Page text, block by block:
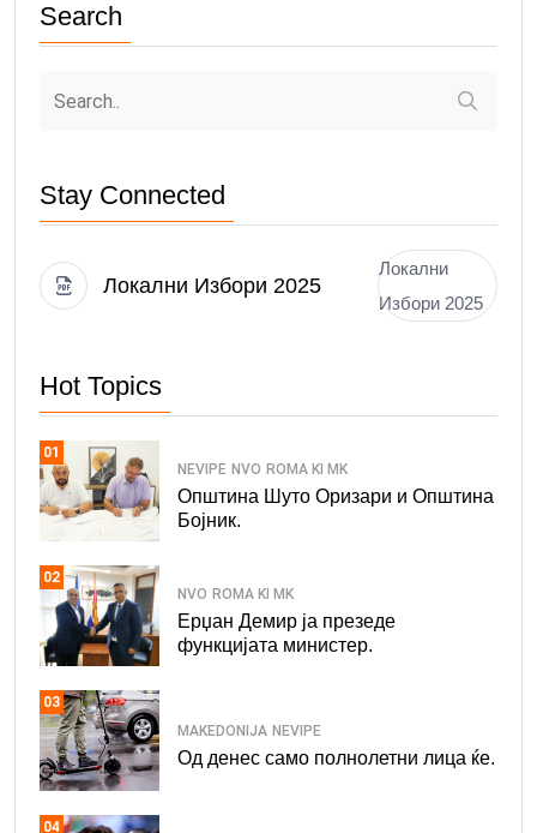
Search
Stay Connected
Локални Избори 2025
Локални
Избори 2025
Hot Topics
01
NEVIPE NVO ROMA KI MK
Општина Шуто Оризари и Општина
Бојник.
02
NVO ROMA KI MK
Ерџан Демир ја презеде
функцијата министер.
03
MAKEDONIJA NEVIPE
Од денес само полнолетни лица ќе.
04